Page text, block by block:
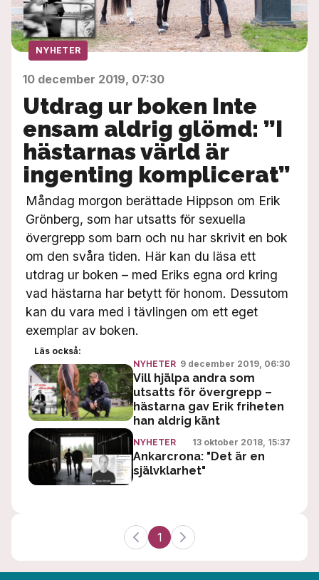
NYHETER
10 december 2019, 07:30
Utdrag ur boken Inte
ensam aldrig glömd: ”I
hästarnas värld är
ingenting komplicerat”
Måndag morgon berättade Hippson om Erik
Grönberg, som har utsatts för sexuella
övergrepp som barn och nu har skrivit en bok
om den svåra tiden. Här kan du läsa ett
utdrag ur boken – med Eriks egna ord kring
vad hästarna har betytt för honom. Dessutom
kan du vara med i tävlingen om ett eget
exemplar av boken.
Läs också:
NYHETER 9 december 2019, 06:30
Vill hjälpa andra som
utsatts för övergrepp –
hästarna gav Erik friheten
han aldrig känt
NYHETER 13 oktober 2018, 15:37
Ankarcrona: "Det är en
självklarhet"
1